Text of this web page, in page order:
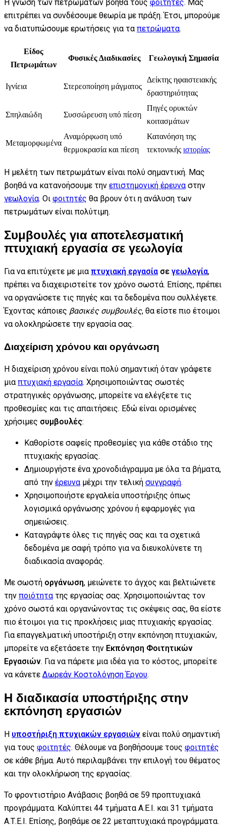
Η γνώση των πετρωμάτων βοηθά τους φοιτητές. Μας
επιτρέπει να συνδέσουμε θεωρία με πράξη. Έτσι, μπορούμε
να διατυπώσουμε ερωτήσεις για ταπετρώματα.
Είδος
Πετρωμάτων
Φυσικές Διαδικασίες Γεωλογική Σημασία
Ιγνίεια Στερεοποίηση μάγματος
Δείκτης ηφαιστειακής
δραστηριότητας
Σπηλαιώδη Συσσώρευση υπό πίεση
Πηγές ορυκτών
κοιτασμάτων
Μεταμορφωμένα
Αναμόρφωση υπό
θερμοκρασία και πίεση
Κατανόηση της
τεκτονικής ιστορίας
Η μελέτη των πετρωμάτων είναι πολύ σημαντική. Μας
βοηθά να κατανοήσουμε την επιστημονική έρευναστην
γεωλογία. Οι φοιτητές θα βρουν ότι η ανάλυση των
πετρωμάτων είναι πολύτιμη.
Συμβουλές για αποτελεσματική
πτυχιακή εργασία σε γεωλογία
Για να επιτύχετε με μιαπτυχιακή εργασία σε γεωλογία,
πρέπει να διαχειριστείτε τον χρόνο σωστά. Επίσης, πρέπει
να οργανώσετε τις πηγές και τα δεδομένα που συλλέγετε.
Έχοντας κάποιες βασικές συμβουλές, θα είστε πιο έτοιμοι
να ολοκληρώσετε την εργασία σας.
Διαχείριση χρόνου και οργάνωση
Η διαχείριση χρόνου είναι πολύ σημαντική όταν γράφετε
μιαπτυχιακή εργασία. Χρησιμοποιώντας σωστές
στρατηγικές οργάνωσης, μπορείτε να ελέγξετε τις
προθεσμίες και τις απαιτήσεις. Εδώ είναι ορισμένες
χρήσιμες συμβουλές:
Καθορίστε σαφείς προθεσμίες για κάθε στάδιο της
πτυχιακής εργασίας.
Δημιουργήστε ένα χρονοδιάγραμμα με όλα τα βήματα,
από την έρευναμέχρι την τελική συγγραφή.
Χρησιμοποιήστε εργαλεία υποστήριξης όπως
λογισμικά οργάνωσης χρόνου ή εφαρμογές για
σημειώσεις.
Καταγράψτε όλες τις πηγές σας και τα σχετικά
δεδομένα με σαφή τρόπο για να διευκολύνετε τη
διαδικασία αναφοράς.
Με σωστή οργάνωση, μειώνετε το άγχος και βελτιώνετε
την ποιότητατης εργασίας σας. Χρησιμοποιώντας τον
χρόνο σωστά και οργανώνοντας τις σκέψεις σας, θα είστε
πιο έτοιμοι για τις προκλήσεις μιας πτυχιακής εργασίας.
Για επαγγελματική υποστήριξη στην εκπόνηση πτυχιακών,
μπορείτε να εξετάσετε την Εκπόνηση Φοιτητικών
Εργασιών. Για να πάρετε μια ιδέα για το κόστος, μπορείτε
να κάνετε Δωρεάν Κοστολόγηση Έργου.
Η διαδικασία υποστήριξης στην
εκπόνηση εργασιών
Η υποστήριξη πτυχιακών εργασιών είναι πολύ σημαντική
για τους φοιτητές. Θέλουμε να βοηθήσουμε τους φοιτητές
σε κάθε βήμα. Αυτό περιλαμβάνει την επιλογή του θέματος
και την ολοκλήρωση της εργασίας.
Το φροντιστήριο Ανάβασις βοηθά σε 59 προπτυχιακά
προγράμματα. Καλύπτει 44 τμήματα Α.Ε.Ι. και 31 τμήματα
Α.Τ.Ε.Ι. Επίσης, βοηθάμε σε 22 μεταπτυχιακά προγράμματα.